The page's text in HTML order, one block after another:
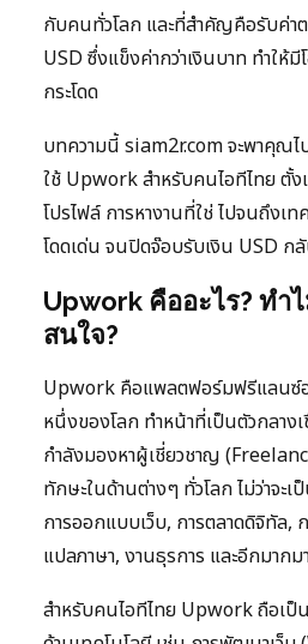
กับคนทั่วโลก และที่สำคัญคือรับค่า
USD ซึ่งแข็งค่ากว่าเงินบาท ทำให้มี
กระโดด
บทความนี้ siam2r.com จะพาคุณไ
ใช้ Upwork สำหรับคนไอทีไทย ตั้ง
โปรไฟล์ การหางานที่ใช่ ไปจนถึงเ
โดดเด่น จนปิดจ๊อบรับเงิน USD ก
Upwork คืออะไร? ทำ
สนใจ?
Upwork คือแพลตฟอร์มฟรีแลนซ์
หนึ่งของโลก ทำหน้าที่เป็นตัวกลาง
กำลังมองหาผู้เชี่ยวชาญ
ทักษะในด้านต่างๆ ทั่วโลก ไม่ว่าจะ
การออกแบบเว็บ, การตลาดดิจิทัล,
แปลภาษา, งานธุรการ และอีกมากม
สำหรับคนไอทีไทย Upwork ถือเป็